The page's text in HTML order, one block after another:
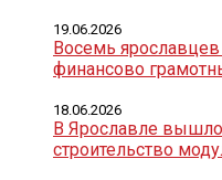
Восемь
финансово
19.06.2026
В Ярославле
строительство
18.06.2026